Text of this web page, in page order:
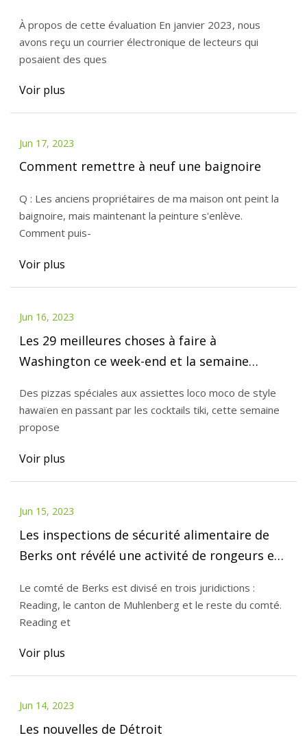
À propos de cette évaluation En janvier 2023, nous
avons reçu un courrier électronique de lecteurs qui
posaient des ques
Voir plus
Jun 17, 2023
Comment remettre à neuf une baignoire
Q : Les anciens propriétaires de ma maison ont peint la
baignoire, mais maintenant la peinture s'enlève.
Comment puis-
Voir plus
Jun 16, 2023
Les 29 meilleures choses à faire à
Washington ce week-end et la semaine
Des pizzas spéciales aux assiettes loco moco de style
hawaïen en passant par les cocktails tiki, cette semaine
propose
Voir plus
Jun 15, 2023
Les inspections de sécurité alimentaire de
Berks ont révélé une activité de rongeurs et
et le bar d'un restaurant.
Le comté de Berks est divisé en trois juridictions :
Reading, le canton de Muhlenberg et le reste du comté.
Reading et
Voir plus
Jun 14, 2023
Les nouvelles de Détroit